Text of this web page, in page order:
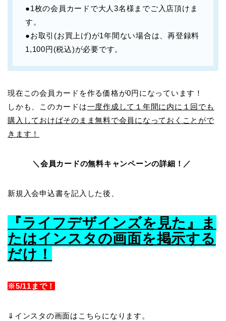
●1枚の会員カードで大人3名様までご入店頂けま
す。
●お取引(お買上げ)が1年間ない場合は、再登録料
1,100円(税込)が必要です。
現在この会員カードを作る価格が0円になっています！
しかも、このカードは一度作成して１年間に内に１回でも
購入しておけばそのまま無料で会員になっておくことがで
きます！
＼会員カードの無料キャンペーンの詳細！／
新規入会申込書を記入した後、
『ライフデザインズを見た』ま
たはインスタの画面を掲示する
だけ！
※5/11まで！
⇓インスタの画面はこちらになります。